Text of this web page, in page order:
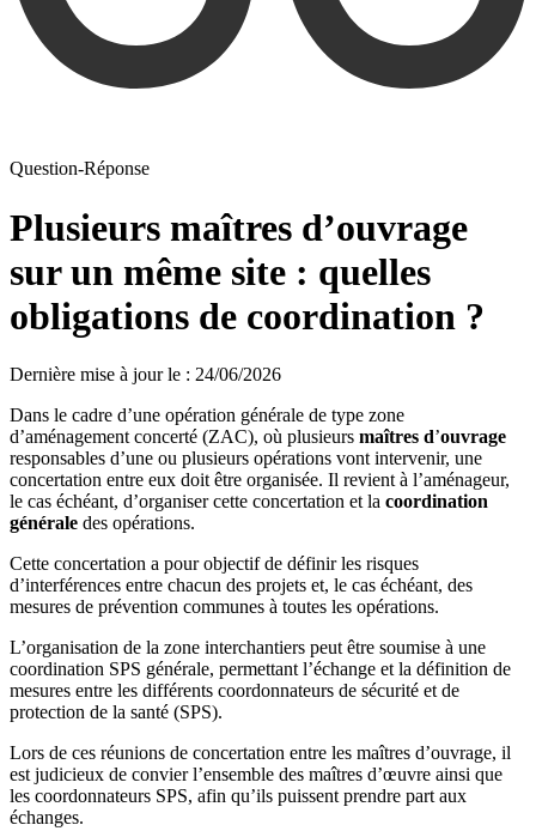
Question-Réponse
Plusieurs maîtres d’ouvrage
sur un même site : quelles
obligations de coordination ?
Dernière mise à jour le : 24/06/2026
Dans le cadre d’une opération générale de type zone
d’aménagement concerté (ZAC), où plusieurs maîtres d’ouvrage
responsables d’une ou plusieurs opérations vont intervenir, une
concertation entre eux doit être organisée. Il revient à l’aménageur,
le cas échéant, d’organiser cette concertation et la coordination
générale des opérations.
Cette concertation a pour objectif de définir les risques
d’interférences entre chacun des projets et, le cas échéant, des
mesures de prévention communes à toutes les opérations.
L’organisation de la zone interchantiers peut être soumise à une
coordination SPS générale, permettant l’échange et la définition de
mesures entre les différents coordonnateurs de sécurité et de
protection de la santé (SPS).
Lors de ces réunions de concertation entre les maîtres d’ouvrage, il
est judicieux de convier l’ensemble des maîtres d’œuvre ainsi que
les coordonnateurs SPS, afin qu’ils puissent prendre part aux
échanges.